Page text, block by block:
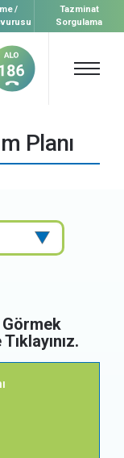
/
Tazminat
Sorgulama
Planı
Görmek